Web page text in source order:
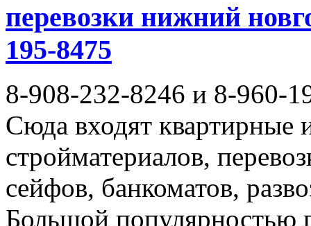
перевозки нижний
195-8475
8-908-232-8246 и 8-960-
Сюда входят квартирные
стройматериалов,
сейфов, банкоматов,
Большой популярностью